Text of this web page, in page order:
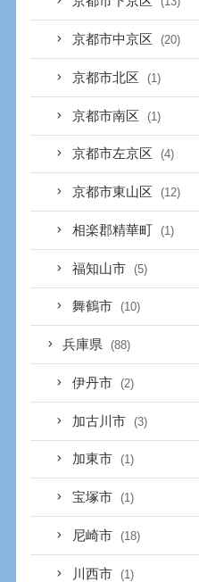
京都市中京区 (20)
京都市北区 (1)
京都市南区 (1)
京都市左京区 (4)
京都市東山区 (12)
相楽郡精華町 (1)
福知山市 (5)
舞鶴市 (10)
兵庫県 (88)
伊丹市 (2)
加古川市 (3)
加東市 (1)
宝塚市 (1)
尼崎市 (18)
川西市 (1)